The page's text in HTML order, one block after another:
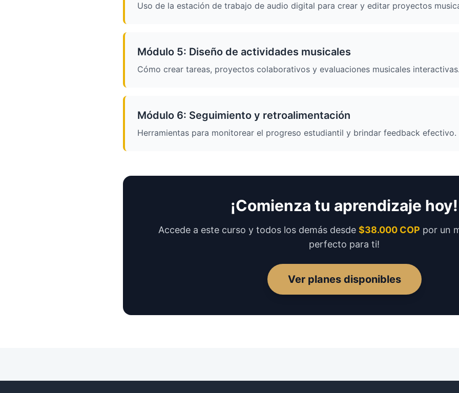
Uso de la estación de trabajo de audio digital para crear y editar proyectos
Módulo 5: Diseño de actividades musicales
Cómo crear tareas, proyectos colaborativos y evaluaciones musicales interactivas.
Módulo 6: Seguimiento y retroalimentación
Herramientas para monitorear el progreso estudiantil y brindar feedback efectivo.
¡Comienza tu aprendizaje hoy!
Accede a este curso y todos los demás desde $38.000 COP por un
perfecto para ti!
Ver planes disponibles